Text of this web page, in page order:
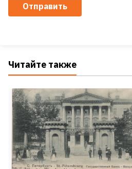
Отправить
Читайте также